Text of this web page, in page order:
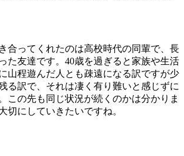
合ってくれたのは高校時代の同輩で、長
た友達です。40歳を過ぎると家族や生活
山程遊んだ人とも疎遠になる訳ですが少
る訳で、それは凄く有り難いと感じずに
この先も同じ状況が続くのかは分かりま
切にしていきたいですね。